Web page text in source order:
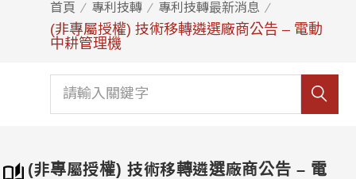
首頁 專利技轉 專利技轉最新消息
(非專屬授權) 技術移轉遴選廠商公告 – 電動
中耕管理機
(非專屬授權) 技術移轉遴選廠商公告 – 電